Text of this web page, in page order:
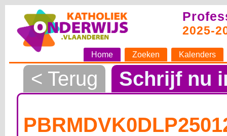
2025-
Home Zoeken Kalenders
< Terug Schrijf nu